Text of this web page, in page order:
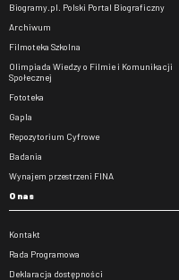
Biogramy.pl. Polski Portal Biograficzny
Archiwum
Filmoteka Szkolna
Olimpiada Wiedzy o Filmie i Komunikacji
Społecznej
Fototeka
Gapla
Repozytorium Cyfrowe
Badania
Wynajem przestrzeni FINA
O nas
Kontakt
Rada Programowa
Deklaracja dostępności